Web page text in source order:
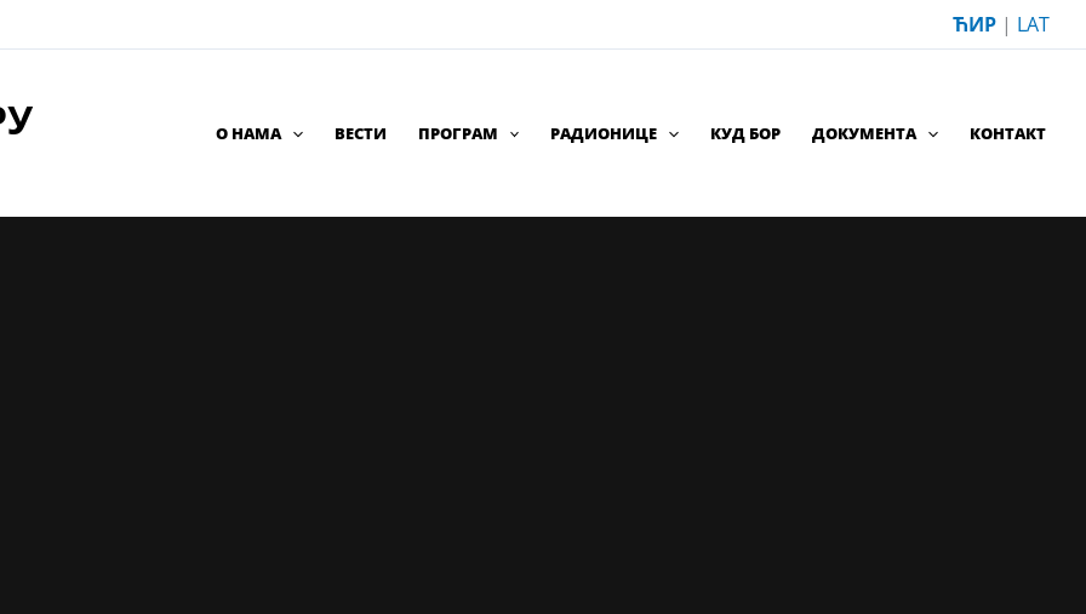
ЋИР | LAT
О НАМА ВЕСТИ ПРОГРАМ РАДИОНИЦЕ КУД БОР ДОКУМЕНТА КОНТАКТ